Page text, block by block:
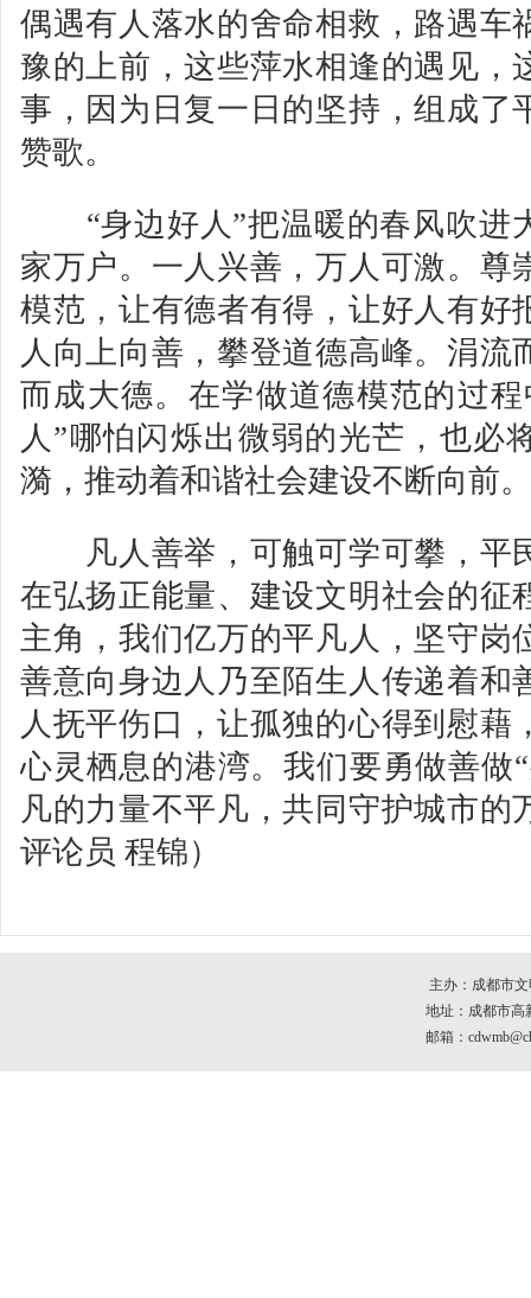
偶遇有人落水的舍命相救，路遇车
豫的上前，这些萍水相逢的遇见，
事，因为日复一日的坚持，组成了
赞歌。
“身边好人”把温暖的春风吹进
家万户。一人兴善，万人可激。尊
模范，让有德者有得，让好人有好
人向上向善，攀登道德高峰。涓流
而成大德。在学做道德模范的过
人”哪怕闪烁出微弱的光芒，也必
漪，推动着和谐社会建设不断向前。
凡人善举，可触可学可攀，平
在弘扬正能量、建设文明社会的征
主角，我们亿万的平凡人，坚守岗
善意向身边人乃至陌生人传递着和
人抚平伤口，让孤独的心得到慰藉
心灵栖息的港湾。我们要勇做善做
凡的力量不平凡，共同守护城市的
评论员 程锦）
主办：成都市
地址：成都市高
邮箱：